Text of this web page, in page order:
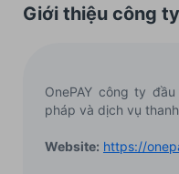
Giới thiệu công ty
OnePAY công ty
pháp và dịch vụ
Website: https://